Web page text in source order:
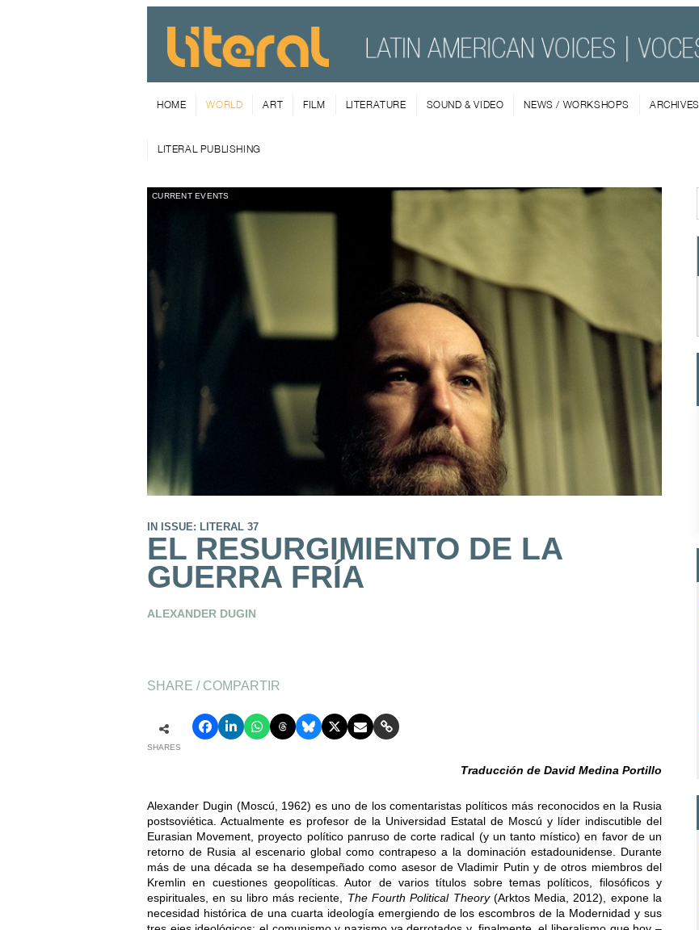
HOME WORLD ART FILM LITERATURE SOUND & VIDEO NEWS / WORKSHOPS ARCHIVES
LITERAL PUBLISHING
CURRENT EVENTS
IN ISSUE: LITERAL 37
EL RESURGIMIENTO DE LA
GUERRA FRÍA
ALEXANDER DUGIN
SHARE / COMPARTIR
SHARES
Traducción de David Medina Portillo
Alexander Dugin (Moscú, 1962) es uno de los comentaristas políticos más reconocidos en la Rusia
postsoviética. Actualmente es profesor de la Universidad Estatal de Moscú y líder indiscutible del
Eurasian Movement, proyecto político panruso de corte radical (y un tanto místico) en favor de un
retorno de Rusia al escenario global como contrapeso a la dominación estadounidense. Durante
más de una década se ha desempeñado como asesor de Vladimir Putin y de otros miembros del
Kremlin en cuestiones geopolíticas. Autor de varios títulos sobre temas políticos, filosóficos y
espirituales, en su libro más reciente, The Fourth Political Theory(Arktos Media, 2012), expone la
necesidad histórica de una cuarta ideología emergiendo de los escombros de la Modernidad y sus